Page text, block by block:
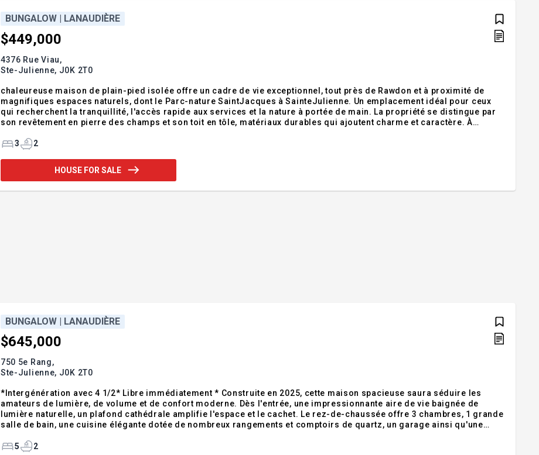
BUNGALOW | LANAUDIÈRE
$449,000
4376 Rue Viau,
Ste-Julienne, J0K 2T0
chaleureuse maison de plain-pied isolée offre un cadre de vie exceptionnel, tout près de Rawdon et à proximité de
magnifiques espaces naturels, dont le Parc-nature SaintJacques à SainteJulienne. Un emplacement idéal pour ceux
qui recherchent la tranquillité, l'accès rapide aux services et la nature à portée de main. La propriété se distingue par
son revêtement en pierre des champs et son toit en tôle, matériaux durables qui ajoutent charme et caractère. À
visiter ! Addendum:
3 2
HOUSE FOR SALE
BUNGALOW | LANAUDIÈRE
$645,000
750 5e Rang,
Ste-Julienne, J0K 2T0
*Intergénération avec 4 1/2* Libre immédiatement * Construite en 2025, cette maison spacieuse saura séduire les
amateurs de lumière, de volume et de confort moderne. Dès l'entrée, une impressionnante aire de vie baignée de
lumière naturelle, un plafond cathédrale amplifie l'espace et le cachet. Le rez-de-chaussée offre 3 chambres, 1 grande
salle de bain, une cuisine élégante dotée de nombreux rangements et comptoirs de quartz, un garage ainsi qu'une
avec goût possédant 2 chambres,
5 2